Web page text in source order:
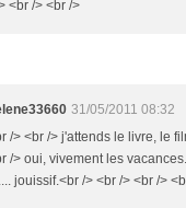
<br /> <br />
31/05/2011 08:32
/> <br /> j'attends le livre, le
/> oui, vivement les
jouissif.<br /> <br /> <br />